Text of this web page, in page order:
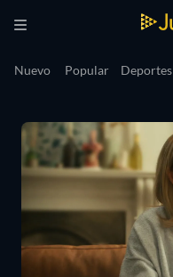
Nuevo Popular Deportes